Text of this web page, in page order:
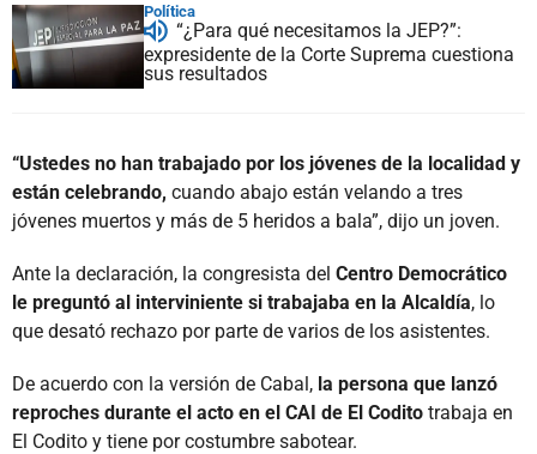
Política
“¿Para qué necesitamos la JEP?”:
expresidente de la Corte Suprema cuestiona
sus resultados
“Ustedes no han trabajado por los jóvenes de la localidad y
están celebrando, cuando abajo están velando a tres
jóvenes muertos y más de 5 heridos a bala”, dijo un joven.
Ante la declaración, la congresista del Centro Democrático
le preguntó al interviniente si trabajaba en la Alcaldía, lo
que desató rechazo por parte de varios de los asistentes.
De acuerdo con la versión de Cabal, la persona que lanzó
reproches durante el acto en el CAI de El Codito trabaja en
El Codito y tiene por costumbre sabotear.